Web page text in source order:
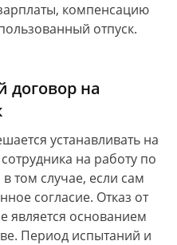
компенсацию
отпуск.
договор на
устанавливать на
на работу по
том случае, если сам
согласие. Отказ от
является основанием
Период испытаний и